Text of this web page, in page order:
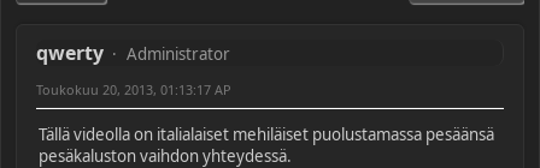
qwerty Administrator
Toukokuu 20, 2013, 01:13:17 AP
Tällä videolla on italialaiset mehiläiset puolustamassa pesäänsä
pesäkaluston vaihdon yhteydessä.